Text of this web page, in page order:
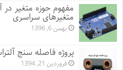
مفهوم حوزه متغیر در
متغیرهای سراسری
بهمن 6, 1396
پروژه فاصله سنج
فروردین 21, 1394